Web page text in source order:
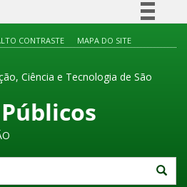
Participe
Legislação
CONTRASTE MAPA DO SITE
Ciência e Tecnologia de São